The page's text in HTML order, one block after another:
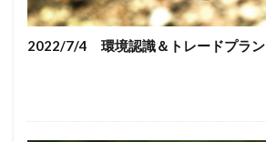
2022/7/4 環境認識＆トレードプラン